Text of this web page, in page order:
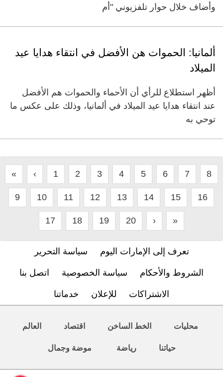
وأضاف خلال حوار تلفزيوني "أم
ألمانيا: الحموات هن الأفضل في انتقاء هدايا عيد
الميلاد
أظهر استطلاع للرأي أن الأحماء والحموات هم الأفضل
عند انتقاء هدايا عيد الميلاد في ألمانيا، وذلك على عكس ما
توحي به
« ‹ 1 2 3 4 5 6 7 8
9 10 11 12 13 14 15 16
17 18 19 20 › »
تعرف إلى الإمارات اليوم سياسة التحرير
الشروط والأحكام سياسة الخصوصية اتصل بنا
الاشتراكات للإعلان خدماتنا
محليات الخط الساخن اقتصاد العالم
حياتنا رياضة موضة وجمال